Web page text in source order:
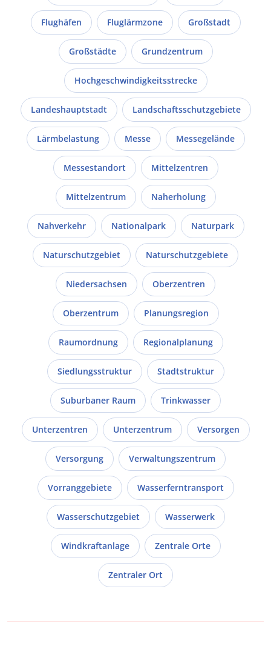
Flughäfen Fluglärmzone Großstadt
Großstädte Grundzentrum
Hochgeschwindigkeitsstrecke
Landeshauptstadt Landschaftsschutzgebiete
Lärmbelastung Messe Messegelände
Messestandort Mittelzentren
Mittelzentrum Naherholung
Nahverkehr Nationalpark Naturpark
Naturschutzgebiet Naturschutzgebiete
Niedersachsen Oberzentren
Oberzentrum Planungsregion
Raumordnung Regionalplanung
Siedlungsstruktur Stadtstruktur
Suburbaner Raum Trinkwasser
Unterzentren Unterzentrum Versorgen
Versorgung Verwaltungszentrum
Vorranggebiete Wasserferntransport
Wasserschutzgebiet Wasserwerk
Windkraftanlage Zentrale Orte
Zentraler Ort